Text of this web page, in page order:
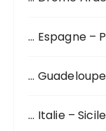
… Espagne –
… Guadeloupe
… Italie – Sicile